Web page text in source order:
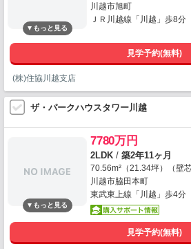
川越市旭町
ＪＲ川越線「川越」歩8分
見学予約(無料)
(株)住協川越支店
ザ・パークハウスタワー川越
7780万円
2LDK / 築2年11ヶ月
70.56m²（21.34坪）（壁芯
川越市脇田本町
東武東上線「川越」歩4分
見学予約(無料)